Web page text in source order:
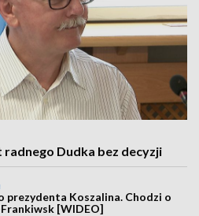
radnego Dudka bez decyzji
prezydenta Koszalina. Chodzi o
[WIDEO]